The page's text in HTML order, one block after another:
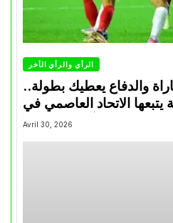
الرأي والرأي الأخر
والدفاع يعطيك بطولة..
يتبعها الاتحاد العاصمي في
تتويجاته آخر السنوات
Avril 30, 2026